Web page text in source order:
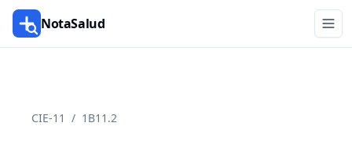
NotaSalud
CIE-11 / 1B11.2